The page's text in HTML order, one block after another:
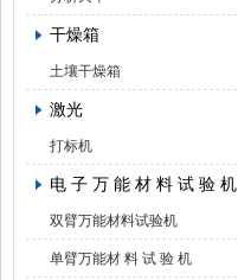
干燥箱
土壤干燥箱
激光
打标机
电 子 万 能 材 料 试 验 机
双臂万能材料试验机
单臂万能材 料 试 验 机